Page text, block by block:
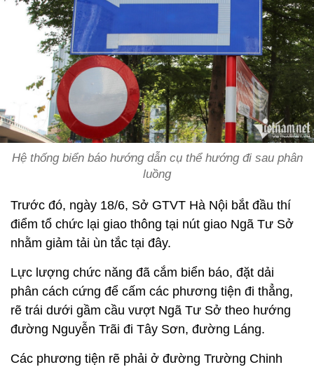
Hệ thống biển báo hướng dẫn cụ thể hướng đi sau phân
luồng
Trước đó, ngày 18/6, Sở GTVT Hà Nội bắt đầu thí
điểm tổ chức lại giao thông tại nút giao Ngã Tư Sở
nhằm giảm tải ùn tắc tại đây.
Lực lượng chức năng đã cắm biển báo, đặt dải
phân cách cứng để cấm các phương tiện đi thẳng,
rẽ trái dưới gầm cầu vượt Ngã Tư Sở theo hướng
đường Nguyễn Trãi đi Tây Sơn, đường Láng.
Các phương tiện rẽ phải ở đường Trường Chinh